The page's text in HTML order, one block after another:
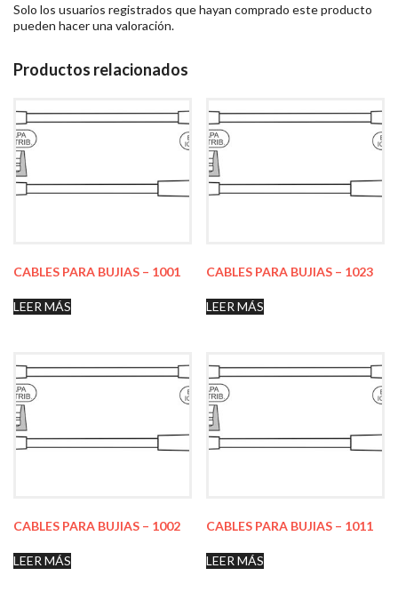
Solo los usuarios registrados que hayan comprado este producto
pueden hacer una valoración.
Productos relacionados
CABLES PARA BUJIAS – 1001
LEER MÁS
CABLES PARA BUJIAS – 1023
LEER MÁS
CABLES PARA BUJIAS – 1002
LEER MÁS
CABLES PARA BUJIAS – 1011
LEER MÁS